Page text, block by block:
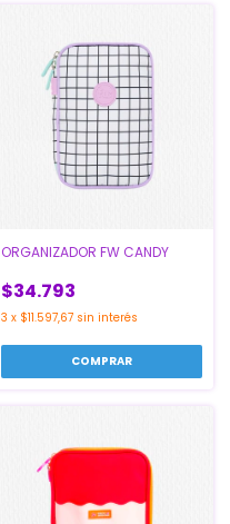
ORGANIZADOR FW CANDY
$34.793
3 x $11.597,67 sin interés